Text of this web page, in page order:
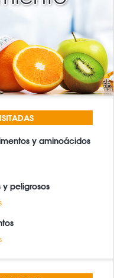
y aminoácidos
peligrosos